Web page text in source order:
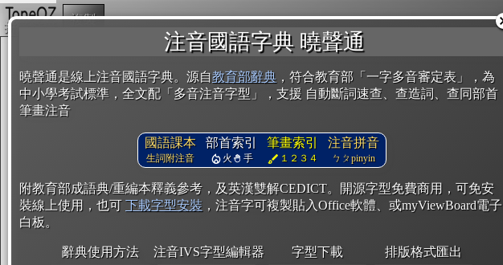
注音國語字典 曉聲通
曉聲通是線上注音國語字典。源自教育部辭典 ，符合教育部「一字多音審定表」，為
中小學考試標準，全文配「多音注音字型」，支援 自動斷詞速查、查造詞、查同部首
筆畫注音
國語課本
生詞附注音
部首索引
火 手
筆畫索引
１２３４
注音拼音
ㄅㄆpinyin
附教育部成語典/重編本釋義參考，及英漢雙解CEDICT。開源字型免費商用，可免安
裝線上使用，也可 下載字型安裝 ，注音字可複製貼入Office軟體、或myViewBoard電子
白板。
辭典使用方法 注音IVS字型編輯器 字型下載 排版格式匯出
複製